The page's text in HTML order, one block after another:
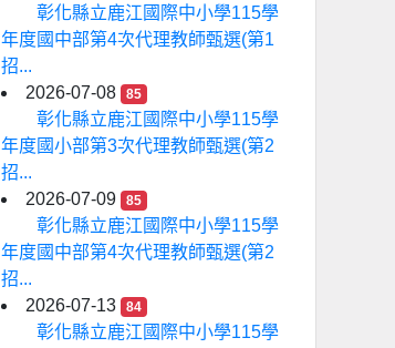
彰化縣立鹿江國際中小學115學
年度國中部第4次代理教師甄選(第1
招...
2026-07-08
85
彰化縣立鹿江國際中小學115學
年度國小部第3次代理教師甄選(第2
招...
2026-07-09
85
彰化縣立鹿江國際中小學115學
年度國中部第4次代理教師甄選(第2
招...
2026-07-13
84
彰化縣立鹿江國際中小學115學